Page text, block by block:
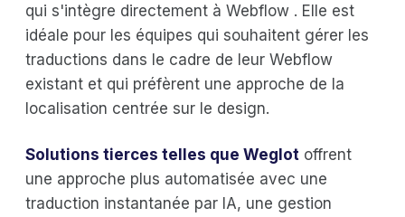
qui s'intègre directement à Webflow . Elle est
idéale pour les équipes qui souhaitent gérer les
traductions dans le cadre de leur Webflow
existant et qui préfèrent une approche de la
localisation centrée sur le design.
Solutions tierces telles que Weglot offrent
une approche plus automatisée avec une
traduction instantanée par IA, une gestion